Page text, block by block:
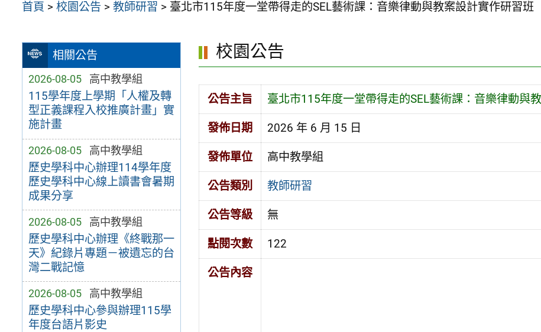
首頁 >校園公告 >教師研習 > 臺北市115年度一堂帶得走的SEL藝術課：音樂律動與教案設計實作研習班
相關公告
2026-08-05 高中教學組
115學年度上學期「人權及轉
型正義課程入校推廣計畫」實
施計畫
2026-08-05 高中教學組
歷史學科中心辦理114學年度
歷史學科中心線上讀書會暑期
成果分享
2026-08-05 高中教學組
歷史學科中心辦理《終戰那一
天》紀錄片專題－被遺忘的台
灣二戰記憶
2026-08-05 高中教學組
歷史學科中心參與辦理115學
年度台語片影史
校園公告
公告主旨 臺北市115年度一堂帶得走的SEL藝術課：音樂律動與
發佈日期 2026 年 6 月 15 日
發佈單位 高中教學組
公告類別 教師研習
公告等級 無
點閱次數 122
公告內容